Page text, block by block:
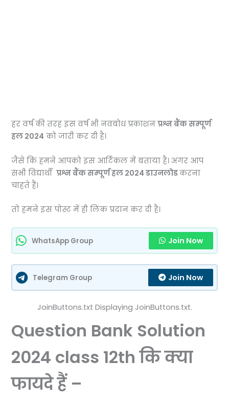
हर वर्ष की तरह इस वर्ष भी नवबोध प्रकाशनप्रश्न बैंक सम्पूर्ण
हल 2024 को जारी कर दी है।
जैसे कि हमने आपको इस आर्टिकल में बताया है। अगर आप
सभी विद्यार्थीप्रश्न बैंक सम्पूर्ण हल 2024 डाउनलोडकरना
चाहते हैं।
तो हमने इस पोस्ट में ही लिंक प्रदान कर दी है।
WhatsApp Group Join Now
Telegram Group Join Now
JoinButtons.txt Displaying JoinButtons.txt.
Question Bank Solution
2024 class 12th कि क्या
फायदे हैं –